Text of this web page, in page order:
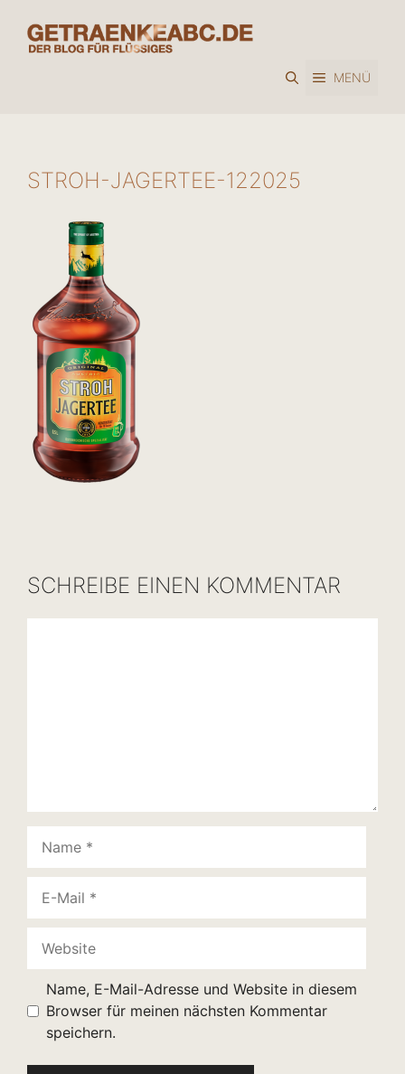
Inhalt
springen
MENÜ
STROH-JAGERTEE-122025
SCHREIBE EINEN KOMMENTAR
Mail
Name, E-Mail-Adresse und Website in diesem
Browser für meinen nächsten Kommentar
speichern.